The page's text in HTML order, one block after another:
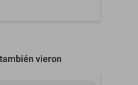
vieron